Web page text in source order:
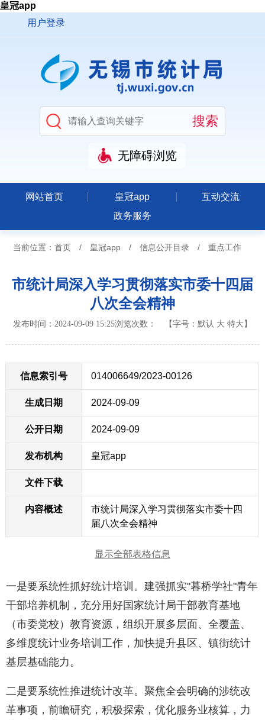
皇冠app
用户登录
无障碍浏览
网站首页 皇冠app
互动交流
政务服务
当前位置： 首页 / 皇冠app / 信息公开目录 / 重点工作
市统计局深入学习贯彻落实市委十四届
八次全会精神
发布时间：2024-09-09 15:25浏览次数： 【字号： 默认 大 特大 】
信息索引号 014006649/2023-00126
生成日期 2024-09-09
公开日期 2024-09-09
发布机构 皇冠app
文件下载
内容概述
市统计局深入学习贯彻落实市委十四
届八次全会精神
显示全部表格信息
一是要系统性抓好统计培训。建强抓实"暮桥学社"青年
干部培养机制，充分用好国家统计局干部教育基地
（市委党校）教育资源，组织开展多层面、全覆盖、
多维度统计业务培训工作，加快提升县区、镇街统计
基层基础能力。
二是要系统性推进统计改革。聚焦全会明确的涉统改
革事项，前瞻研究，积极探索，优化服务业核算，力